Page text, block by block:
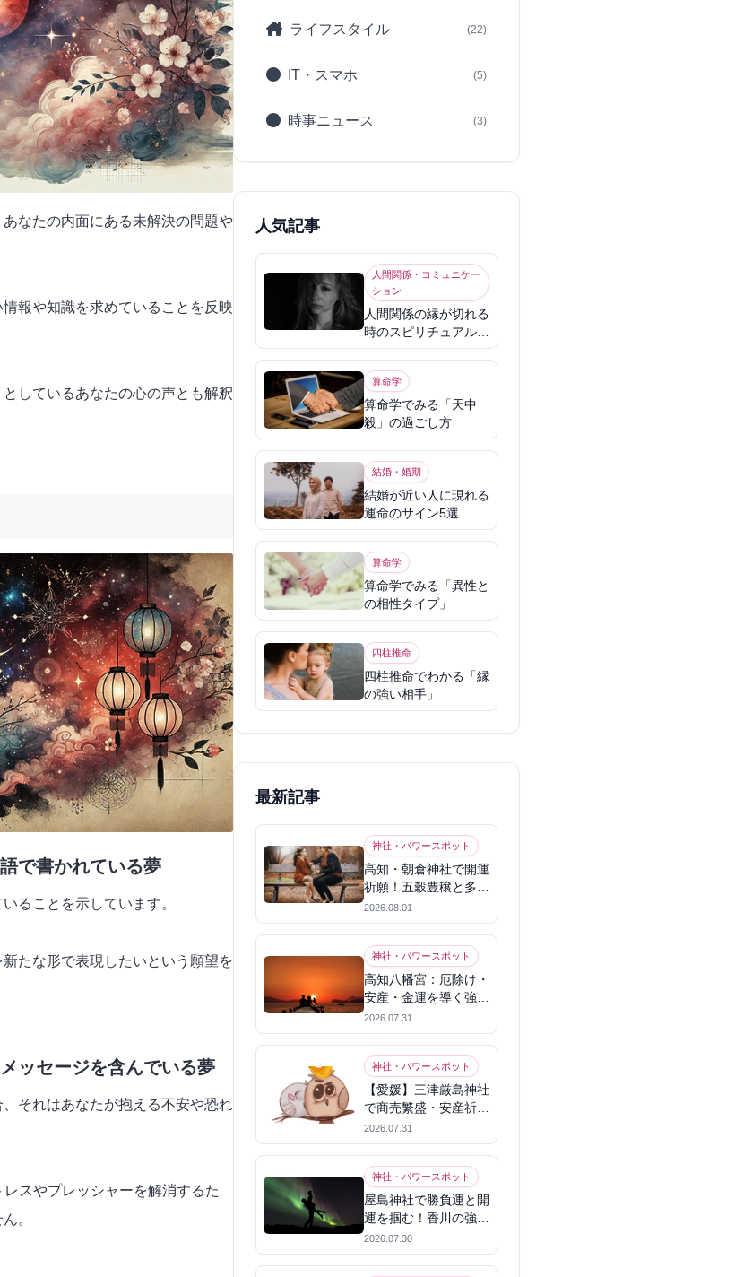
なたの内面にある未解決の問題や
報や知識を求めていることを反映
しているあなたの心の声とも解釈
で書かれている夢
ることを示しています。
たな形で表現したいという願望を
ッセージを含んでいる夢
それはあなたが抱える不安や恐れ
スやプレッシャーを解消するた
。
ライフスタイル (22)
IT・スマホ (5)
時事ニュース (3)
人気記事
人間関係・コミュニケー
ション
人間関係の縁が切れる
時のスピリチュアル意
味
算命学
算命学でみる「天中
殺」の過ごし方
結婚・婚期
結婚が近い人に現れる
運命のサイン5選
算命学
算命学でみる「異性と
の相性タイプ」
四柱推命
四柱推命でわかる「縁
の強い相手」
最新記事
神社・パワースポット
高知・朝倉神社で開運
祈願！五穀豊穣と多幸
を呼ぶパワースポット
2026.08.01
神社・パワースポット
高知八幡宮：厄除け・
安産・金運を導く強力
パワースポット
2026.07.31
神社・パワースポット
【愛媛】三津厳島神社
で商売繁盛・安産祈
願！宗像三女神のパワ
ーを授かる
2026.07.31
神社・パワースポット
屋島神社で勝負運と開
運を掴む！香川の強力
パワースポット
2026.07.30